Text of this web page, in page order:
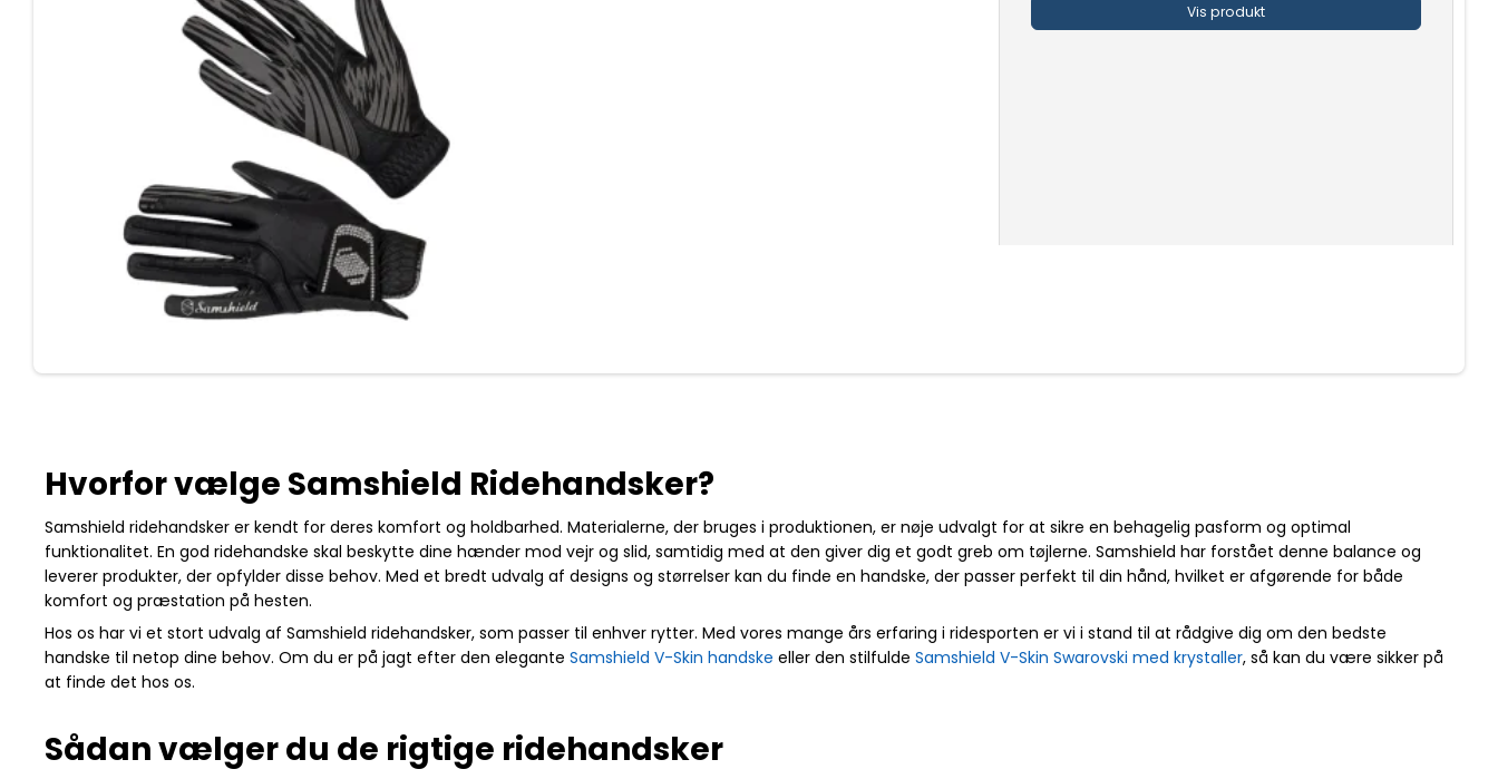
Vis produkt
Hvorfor vælge Samshield Ridehandsker?
Samshield ridehandsker er kendt for deres komfort og holdbarhed. Materialerne, der bruges i produktionen, er nøje udvalgt for at sikre en behagelig pasform og optimal
funktionalitet. En god ridehandske skal beskytte dine hænder mod vejr og slid, samtidig med at den giver dig et godt greb om tøjlerne. Samshield har forstået denne balance og
leverer produkter, der opfylder disse behov. Med et bredt udvalg af designs og størrelser kan du finde en handske, der passer perfekt til din hånd, hvilket er afgørende for både
komfort og præstation på hesten.
Hos os har vi et stort udvalg af Samshield ridehandsker, som passer til enhver rytter. Med vores mange års erfaring i ridesporten er vi i stand til at rådgive dig om den bedste
handske til netop dine behov. Om du er på jagt efter den elegante Samshield V-Skin handske eller den stilfulde Samshield V-Skin Swarovski med krystaller, så kan du være sikker på
at finde det hos os.
Sådan vælger du de rigtige ridehandsker